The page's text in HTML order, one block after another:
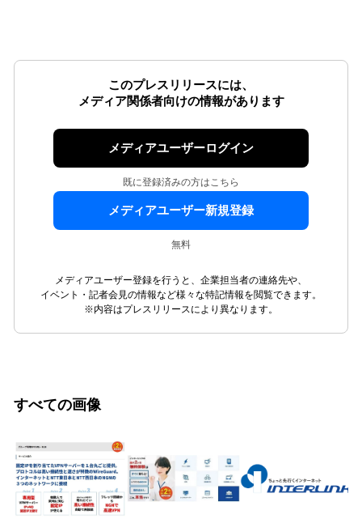
このプレスリリースには、
メディア関係者向けの情報があります
メディアユーザーログイン
既に登録済みの方はこちら
メディアユーザー新規登録
無料
メディアユーザー登録を行うと、企業担当者の連絡先や、
イベント・記者会見の情報など様々な特記情報を閲覧できます。
※内容はプレスリリースにより異なります。
すべての画像